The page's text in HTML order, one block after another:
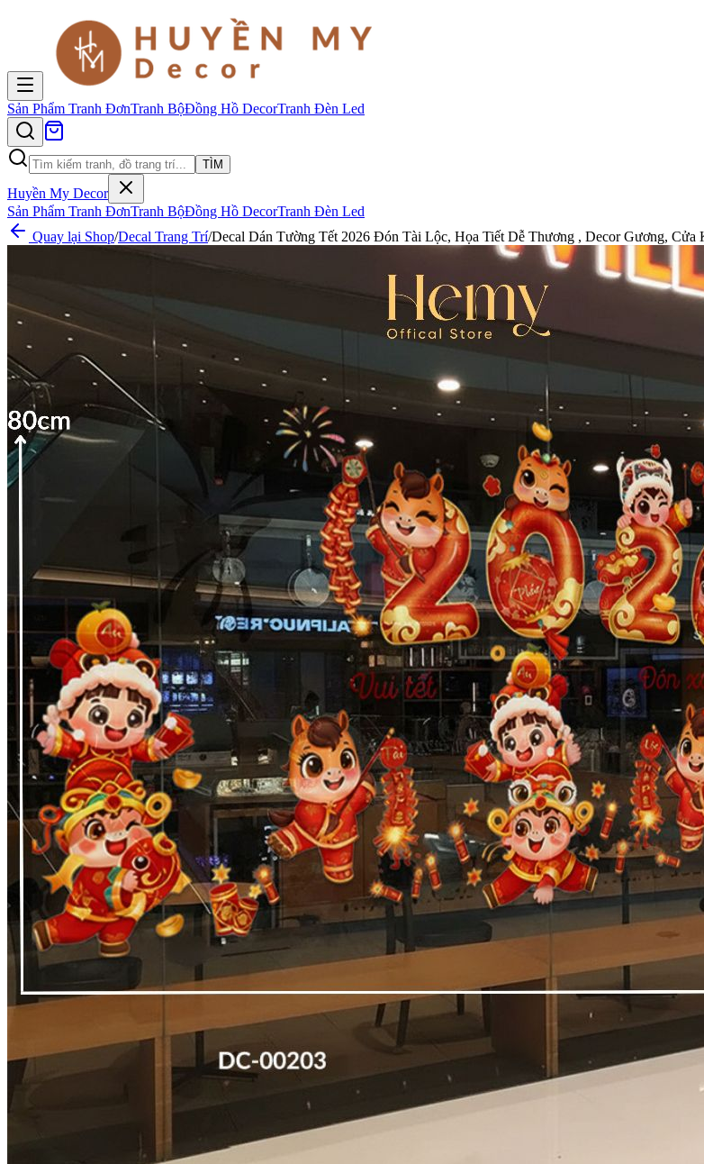
Sản Phẩm Tranh ĐơnTranh BộĐồng Hồ DecorTranh Đèn Led
TÌM
Huyền My Decor
Sản Phẩm Tranh ĐơnTranh BộĐồng Hồ DecorTranh Đèn Led
Quay lại Shop/Decal Trang Trí/Decal Dán Tường Tết 2026 Đón Tài Lộc, Họa Tiết Dễ Thương , Decor Gương, Cửa